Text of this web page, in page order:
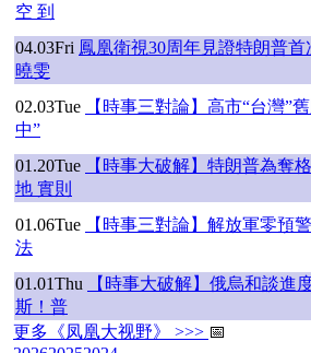
空 到
04.03Fri 鳳凰衛視30周年見證特朗普
曉雯
02.03Tue
【時事三對論】高市“台灣”
中”
01.20Tue
【時事大破解】特朗普為奪
地 實則
01.06Tue
【時事三對論】解放軍零預
法
01.01Thu
【時事大破解】俄烏和談進
斯！普
更多《凤凰大视野》 >>> 📅